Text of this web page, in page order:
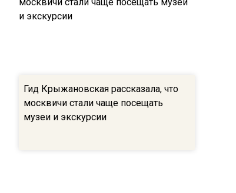
Гид Крыжановская рассказала, что
москвичи стали чаще посещать
музеи и экскурсии